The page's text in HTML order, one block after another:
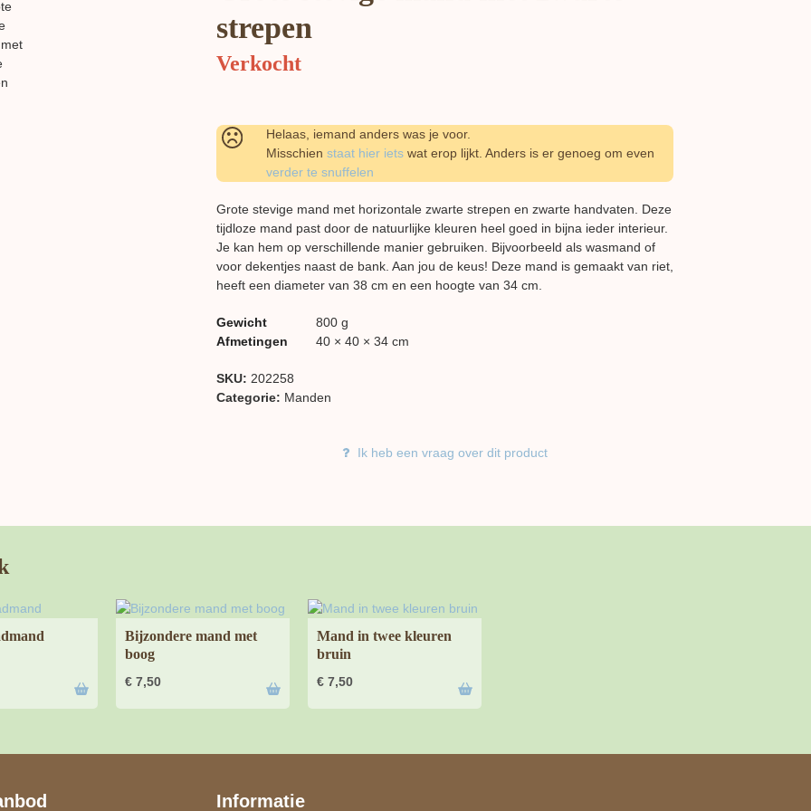
strepen
Verkocht
Helaas, iemand anders was je voor.
Misschien staat hier iets wat erop lijkt. Anders is er genoeg om even
verder te snuffelen
Grote stevige mand met horizontale zwarte strepen en zwarte handvaten. Deze
tijdloze mand past door de natuurlijke kleuren heel goed in bijna ieder interieur.
Je kan hem op verschillende manier gebruiken. Bijvoorbeeld als wasmand of
voor dekentjes naast de bank. Aan jou de keus! Deze mand is gemaakt van riet,
heeft een diameter van 38 cm en een hoogte van 34 cm.
Gewicht
800 g
Afmetingen
40 × 40 × 34 cm
SKU: 202258
Categorie: Manden
Ik heb een vraag over dit product
Bijzondere mand met
boog
€ 7,50
Mand in twee kleuren
bruin
€ 7,50
Informatie